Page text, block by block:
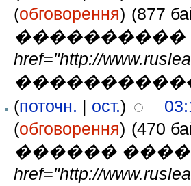
(обговорення) (877
����������
href="http://
(поточн. | ост.)
(обговорення) (470
������
href="http://